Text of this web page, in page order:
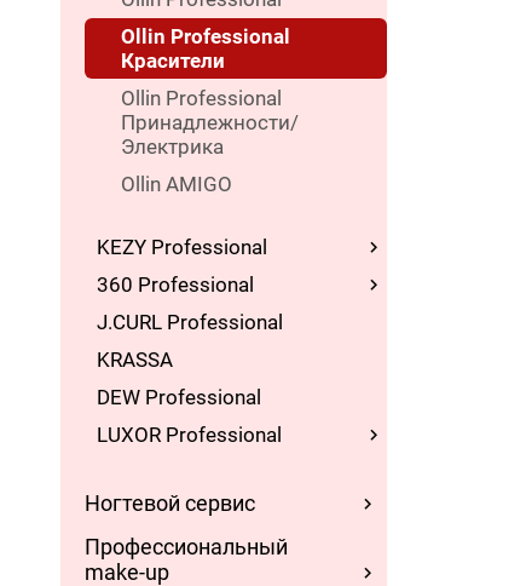
Ollin Professional
Красители
Ollin Professional
Принадлежности/
Электрика
Ollin AMIGO
KEZY Professional
360 Professional
J.CURL Professional
KRASSA
DEW Professional
LUXOR Professional
Ногтевой сервис
Профессиональный
make-up